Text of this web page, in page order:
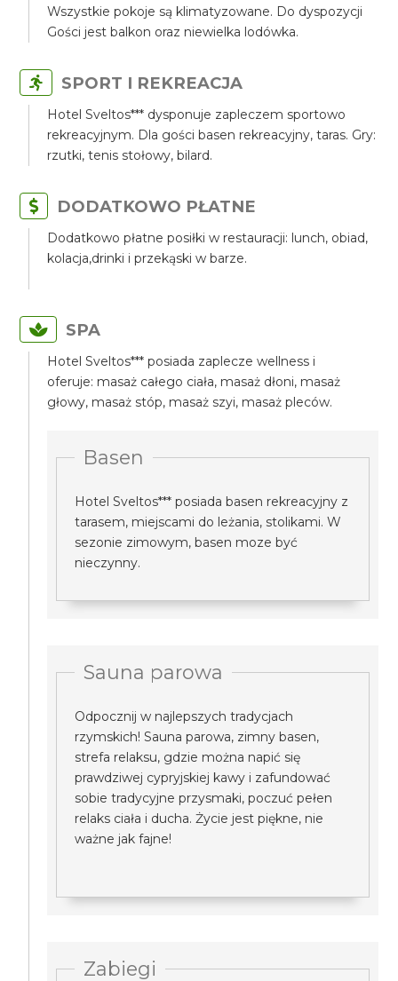
Wszystkie pokoje są klimatyzowane. Do dyspozycji
Gości jest balkon oraz niewielka lodówka.
SPORT I REKREACJA
Hotel Sveltos*** dysponuje zapleczem sportowo
rekreacyjnym. Dla gości basen rekreacyjny, taras. Gry:
rzutki, tenis stołowy, bilard.
DODATKOWO PŁATNE
Dodatkowo płatne posiłki w restauracji: lunch, obiad,
kolacja,drinki i przekąski w barze.
SPA
Hotel Sveltos*** posiada zaplecze wellness i
oferuje: masaż całego ciała, masaż dłoni, masaż
głowy, masaż stóp, masaż szyi, masaż pleców.
Basen
Hotel Sveltos*** posiada basen rekreacyjny z
tarasem, miejscami do leżania, stolikami. W
sezonie zimowym, basen moze być
nieczynny.
Sauna parowa
Odpocznij w najlepszych tradycjach
rzymskich! Sauna parowa, zimny basen,
strefa relaksu, gdzie można napić się
prawdziwej cypryjskiej kawy i zafundować
sobie tradycyjne przysmaki, poczuć pełen
relaks ciała i ducha. Życie jest piękne, nie
ważne jak fajne!
Zabiegi